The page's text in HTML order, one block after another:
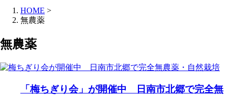
HOME >
無農薬
無農薬
「梅ちぎり会」が開催中 日南市北郷で完全無